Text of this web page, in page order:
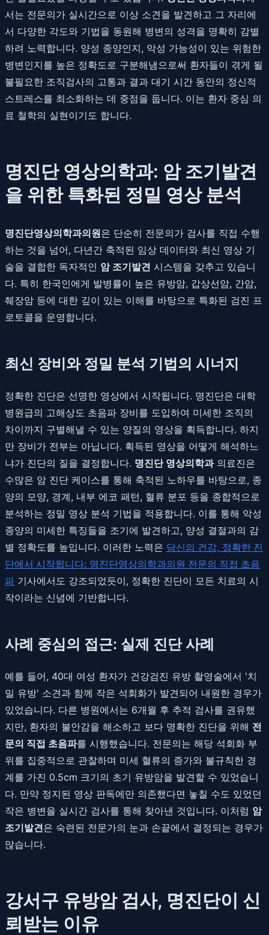
서는 전문의가 실시간으로 이상 소견을 발견하고 그 자리에
서 다양한 각도와 기법을 동원해 병변의 성격을 명확히 감별
하려 노력합니다. 양성 종양인지, 악성 가능성이 있는 위험한
병변인지를 높은 정확도로 구분해냄으로써 환자들이 겪게 될
불필요한 조직검사의 고통과 결과 대기 시간 동안의 정신적
스트레스를 최소화하는 데 중점을 둡니다. 이는 환자 중심 의
료 철학의 실현이기도 합니다.
명진단 영상의학과: 암 조기발견
을 위한 특화된 정밀 영상 분석
명진단영상의학과의원은 단순히 전문의가 검사를 직접 수행
하는 것을 넘어, 다년간 축적된 임상 데이터와 최신 영상 기
술을 결합한 독자적인 암 조기발견 시스템을 갖추고 있습니
다. 특히 한국인에게 발병률이 높은 유방암, 갑상선암, 간암,
췌장암 등에 대한 깊이 있는 이해를 바탕으로 특화된 검진 프
로토콜을 운영합니다.
최신 장비와 정밀 분석 기법의 시너지
정확한 진단은 선명한 영상에서 시작됩니다. 명진단은 대학
병원급의 고해상도 초음파 장비를 도입하여 미세한 조직의
차이까지 구별해낼 수 있는 양질의 영상을 획득합니다. 하지
만 장비가 전부는 아닙니다. 획득된 영상을 어떻게 해석하느
냐가 진단의 질을 결정합니다. 명진단 영상의학과의료진은
수많은 암 진단 케이스를 통해 축적된 노하우를 바탕으로, 종
양의 모양, 경계, 내부 에코 패턴, 혈류 분포 등을 종합적으로
분석하는 정밀 영상 분석 기법을 적용합니다. 이를 통해 악성
종양의 미세한 특징들을 조기에 발견하고, 양성 결절과의 감
별 정확도를 높입니다. 이러한 노력은 당신의 건강, 정확한 진
단에서 시작됩니다: 명진단영상의학과의원 전문의 직접 초음
파 기사에서도 강조되었듯이, 정확한 진단이 모든 치료의 시
작이라는 신념에 기반합니다.
사례 중심의 접근: 실제 진단 사례
예를 들어, 40대 여성 환자가 건강검진 유방 촬영술에서 '치
밀 유방' 소견과 함께 작은 석회화가 발견되어 내원한 경우가
있었습니다. 다른 병원에서는 6개월 후 추적 검사를 권유했
지만, 환자의 불안감을 해소하고 보다 명확한 진단을 위해 전
문의 직접 초음파를 시행했습니다. 전문의는 해당 석회화 부
위를 집중적으로 관찰하며 미세 혈류의 증가와 불규칙한 경
계를 가진 0.5cm 크기의 초기 유방암을 발견할 수 있었습니
다. 만약 정지된 영상 판독에만 의존했다면 놓칠 수도 있었던
작은 병변을 실시간 검사를 통해 찾아낸 것입니다. 이처럼 암
조기발견은 숙련된 전문가의 눈과 손끝에서 결정되는 경우가
많습니다.
강서구 유방암 검사, 명진단이 신
뢰받는 이유